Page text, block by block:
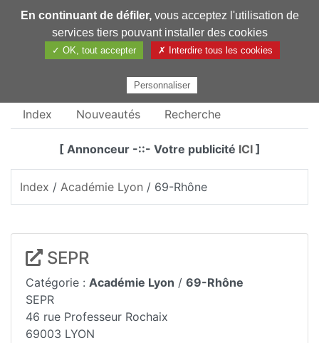
Pharmechange
Index Nouveautés Recherche
[ Annonceur -::- Votre publicité ICI]
Index / Académie Lyon / 69-Rhône
SEPR
Catégorie : Académie Lyon / 69-Rhône
SEPR
46 rue Professeur Rochaix
69003 LYON
En continuant de défiler,vous acceptez l'utilisation de
services tiers pouvant installer des cookies
✓ OK, tout accepter ✗ Interdire tous les cookies
Personnaliser